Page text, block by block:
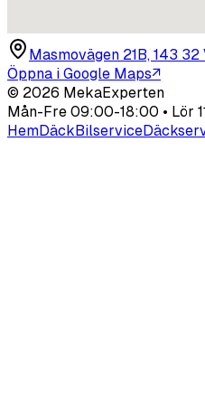
Masmovägen 21B, 143 32
Öppna i Google Maps↗
© 2026 MekaExperten
Mån-Fre 09:00-18:00 • Lör
HemDäckBilservice